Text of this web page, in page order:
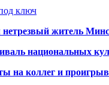
ключ
житель
национальных
на коллег и